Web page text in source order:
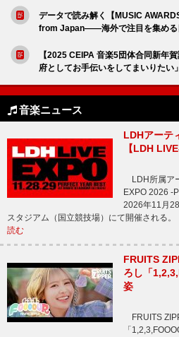
データで読み解く【MUSIC
from Japan――海外で注目を集める
【2025 CEIPA 音楽5団体合同新年
府としてお手伝いをしてまいりたい」
音楽ニュース
LDHアーテ
【LDH
LDH所属ア
EXPO 2026 -
2026年11月
スタジアム（国立競技場）にて開催される
読む
FRUITS
ろし「
姿
FRUITS
「